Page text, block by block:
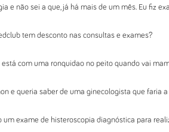
e não sei a que, já há mais de um mês. Eu fiz
tem desconto nas consultas e exames?
com uma ronquidao no peito quando vai
e queria saber de uma ginecologista que faria
um exame de histeroscopia diagnóstica para